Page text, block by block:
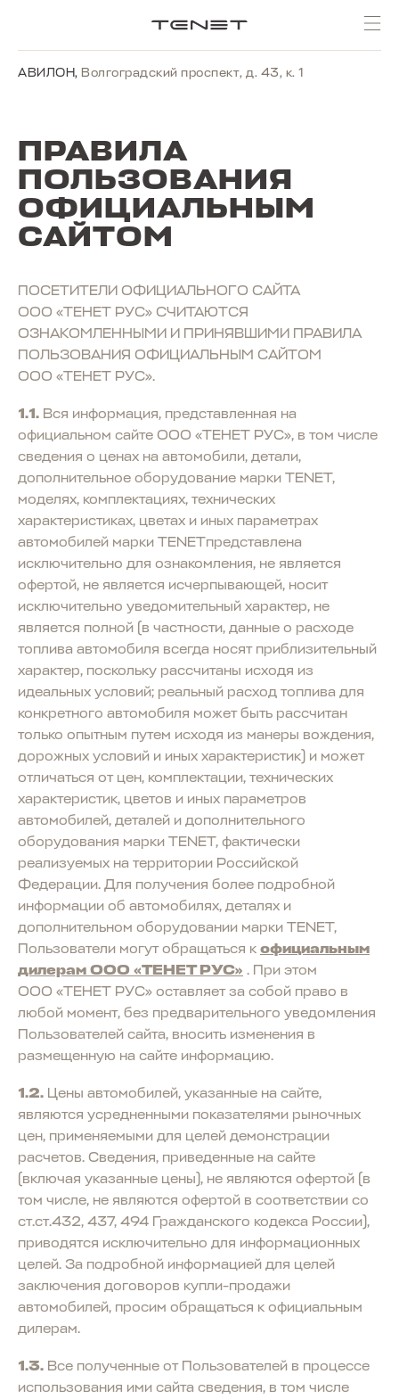
АВИЛОН, Волгоградский проспект, д. 43, к. 1
ПРАВИЛА
ПОЛЬЗОВАНИЯ
ОФИЦИАЛЬНЫМ
САЙТОМ
ПОСЕТИТЕЛИ ОФИЦИАЛЬНОГО САЙТА
ООО «ТЕНЕТ РУС» СЧИТАЮТСЯ
ОЗНАКОМЛЕННЫМИ И ПРИНЯВШИМИ ПРАВИЛА
ПОЛЬЗОВАНИЯ ОФИЦИАЛЬНЫМ САЙТОМ
ООО «ТЕНЕТ РУС».
1.1. Вся информация, представленная на
официальном сайте ООО «ТЕНЕТ РУС», в том числе
сведения о ценах на автомобили, детали,
дополнительное оборудование марки TENET,
моделях, комплектациях, технических
характеристиках, цветах и иных параметрах
автомобилей марки TENETпредставлена
исключительно для ознакомления, не является
офертой, не является исчерпывающей, носит
исключительно уведомительный характер, не
является полной (в частности, данные о расходе
топлива автомобиля всегда носят приблизительный
характер, поскольку рассчитаны исходя из
идеальных условий; реальный расход топлива для
конкретного автомобиля может быть рассчитан
только опытным путем исходя из манеры вождения,
дорожных условий и иных характеристик) и может
отличаться от цен, комплектации, технических
характеристик, цветов и иных параметров
автомобилей, деталей и дополнительного
оборудования марки TENET, фактически
реализуемых на территории Российской
Федерации. Для получения более подробной
информации об автомобилях, деталях и
дополнительном оборудовании марки TENET,
Пользователи могут обращаться к официальным
дилерам ООО «ТЕНЕТ РУС» . При этом
ООО «ТЕНЕТ РУС» оставляет за собой право в
любой момент, без предварительного уведомления
Пользователей сайта, вносить изменения в
размещенную на сайте информацию.
1.2. Цены автомобилей, указанные на сайте,
являются усредненными показателями рыночных
цен, применяемыми для целей демонстрации
расчетов. Сведения, приведенные на сайте
(включая указанные цены), не являются офертой (в
том числе, не являются офертой в соответствии со
ст.ст.432, 437, 494 Гражданского кодекса России),
приводятся исключительно для информационных
целей. За подробной информацией для целей
заключения договоров купли-продажи
автомобилей, просим обращаться к официальным
дилерам.
1.3. Все полученные от Пользователей в процессе
использования ими сайта сведения, в том числе